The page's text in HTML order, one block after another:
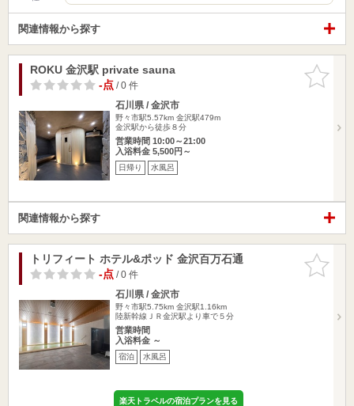
関連情報から探す
お気に入
りに追加
ROKU 金沢駅 private sauna
-点/ 0 件
石川県 / 金沢市
野々市駅5.57km 金沢駅479m
金沢駅から徒歩８分
営業時間 10:00～21:00
入浴料金 5,500円～
日帰り 水風呂
関連情報から探す
お気に入
りに追加
トリフィート ホテル&ポッド 金沢百万石通
-点/ 0 件
石川県 / 金沢市
野々市駅5.75km 金沢駅1.16km
陸新幹線ＪＲ金沢駅より車で５分
営業時間
入浴料金 ～
宿泊 水風呂
楽天トラベルの宿泊プランを見る